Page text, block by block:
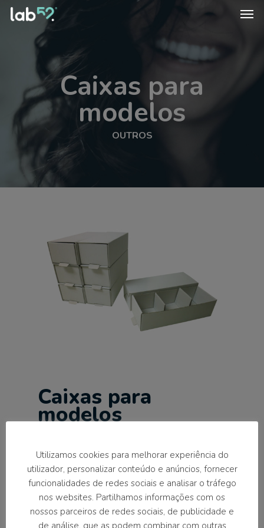
Skip
Caixas para
modelos
OUTROS
Caixas para
modelos
Caixa de papelão dobrada que ajuda a manter
os modelos de gesso em ordem. Pode conter
até três modelos completos (maxilar e
mandibular).
Utilizamos cookies para melhorar experiência do
utilizador, personalizar conteúdo e anúncios, fornecer
funcionalidades de redes sociais e analisar o tráfego
nos websites. Partilhamos informações com os
nossos parceiros de redes sociais, de publicidade e
de análise, que as podem combinar com outras